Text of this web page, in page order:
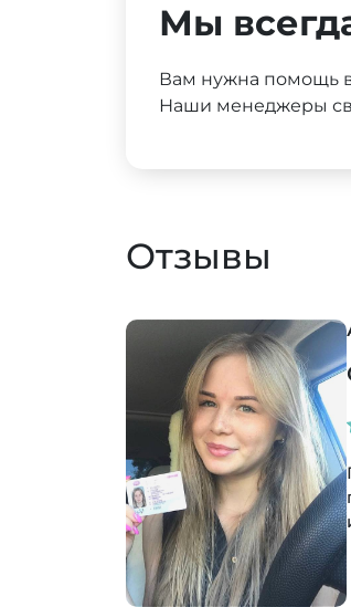
Мы
Вам нужна помощь
Наши менеджеры
Отзывы
и вот -я уже водитель)Хочу
довольна, от девочек